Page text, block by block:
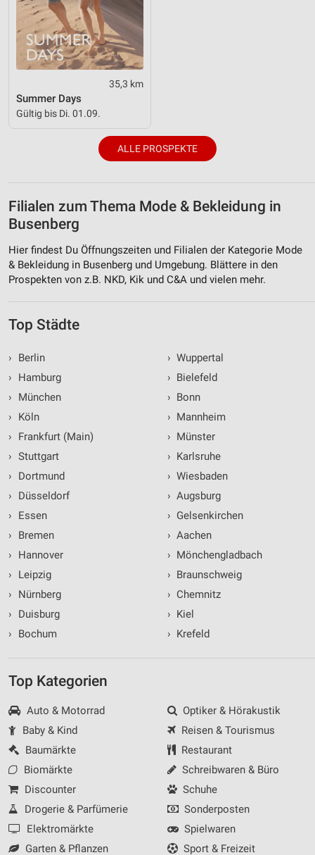
35,3 km
Summer Days
Gültig bis Di. 01.09.
ALLE PROSPEKTE
Filialen zum Thema Mode & Bekleidung in
Busenberg
Hier findest Du Öffnungszeiten und Filialen der Kategorie Mode
& Bekleidung in Busenberg und Umgebung. Blättere in den
Prospekten von z.B. NKD, Kik und C&A und vielen mehr.
Top Städte
›
Berlin
›
Hamburg
›
München
›
Köln
›
Frankfurt (Main)
› Stuttgart
›
Dortmund
›
Düsseldorf
›
Essen
›
Bremen
›
Hannover
›
Leipzig
›
Nürnberg
›
Duisburg
›
Bochum
› Wuppertal
› Bielefeld
› Bonn
› Mannheim
› Münster
› Karlsruhe
› Wiesbaden
› Augsburg
› Gelsenkirchen
› Aachen
› Mönchengladbach
› Braunschweig
› Chemnitz
› Kiel
› Krefeld
Top Kategorien
Auto & Motorrad
Baby & Kind
Baumärkte
Biomärkte
Discounter
Drogerie & Parfümerie
Elektromärkte
Garten & Pflanzen
Optiker & Hörakustik
Reisen & Tourismus
Restaurant
Schreibwaren & Büro
Schuhe
Sonderposten
Spielwaren
Sport & Freizeit